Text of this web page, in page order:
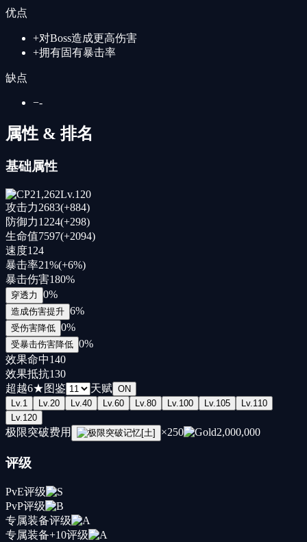
优点
+对Boss造成更高伤害
+拥有固有暴击率
缺点
−-
属性 & 排名
基础属性
21,262Lv.120
攻击力2683(+884)
防御力1224(+298)
生命值7597(+2094)
速度124
暴击率21%(+6%)
暴击伤害180%
穿透力 0%
造成伤害提升 6%
受伤害降低 0%
受暴击伤害降低 0%
效果命中140
效果抵抗130
超越6★图鉴 天赋 ON
Lv.1 Lv.20 Lv.40 Lv.60 Lv.80 Lv.100 Lv.105 Lv.110
Lv.120
极限突破费用 ×250 2,000,000
评级
PvE评级
PvP评级
专属装备评级
专属装备+10评级